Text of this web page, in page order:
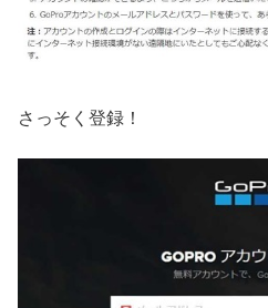
さっそく登録！